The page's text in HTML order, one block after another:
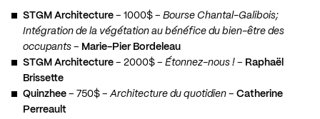
STGM Architecture – 1000$ – Bourse Chantal-Galibois;
Intégration de la végétation au bénéfice du bien-être des
occupants – Marie-Pier Bordeleau
STGM Architecture – 2000$ – Étonnez-nous ! – Raphaël
Brissette
Quinzhee – 750$ – Architecture du quotidien – Catherine
Perreault